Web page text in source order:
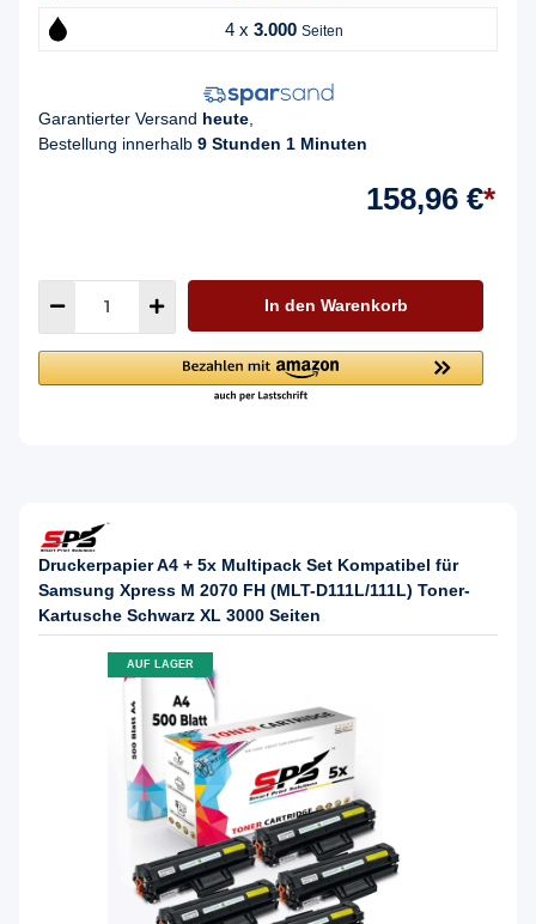
4 x 3.000 Seiten
Garantierter Versand heute
Bestellung innerhalb 9 Stunden 1 Minuten
158,96 €*
In den Warenkorb
Druckerpapier A4 + 5x Multipack Set Kompatibel für
Samsung Xpress M 2070 FH (MLT-D111L/111L) Toner-
Kartusche Schwarz XL 3000 Seiten
AUF LAGER